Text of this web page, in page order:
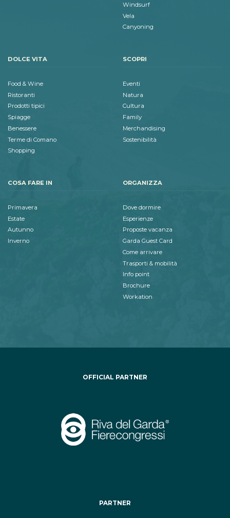
Windsurf
Vela
Canyoning
DOLCE VITA
Food & Wine
Ristoranti
Prodotti tipici
Spiagge
Benessere
Terme di Comano
Shopping
SCOPRI
Eventi
Natura
Cultura
Family
Merchandising
Sostenibilità
COSA FARE IN
Primavera
Estate
Autunno
Inverno
ORGANIZZA
Dove dormire
Esperienze
Proposte vacanza
Garda Guest Card
Come arrivare
Trasporti & mobilità
Info point
Brochure
Workation
OFFICIAL PARTNER
PARTNER